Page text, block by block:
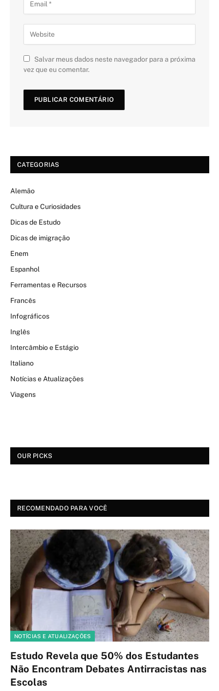
Salvar meus dados neste navegador para a próxima
vez que eu comentar.
CATEGORIAS
Alemão
Cultura e Curiosidades
Dicas de Estudo
Dicas de imigração
Enem
Espanhol
Ferramentas e Recursos
Francês
Infográficos
Inglês
Intercâmbio e Estágio
Italiano
Notícias e Atualizações
Viagens
OUR PICKS
RECOMENDADO PARA VOCÊ
NOTÍCIAS E ATUALIZAÇÕES
Estudo Revela que 50% dos Estudantes
Não Encontram Debates Antirracistas nas
Escolas